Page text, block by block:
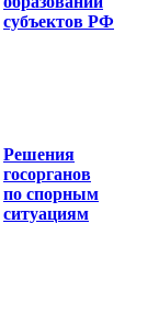
субъектов РФ
Решения
госорганов
по спорным
ситуациям